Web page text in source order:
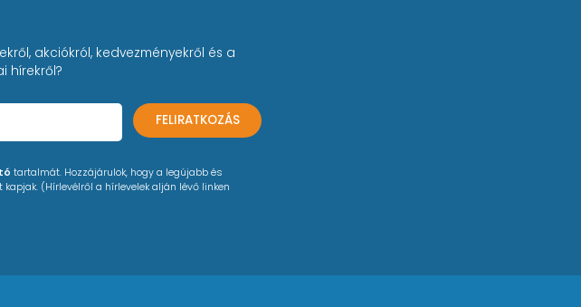
akciókról, kedvezményekről és a
hírekről?
FELIRATKOZÁS
tartalmát. Hozzájárulok, hogy a legújabb és
(Hírlevélről a hírlevelek alján lévő linken